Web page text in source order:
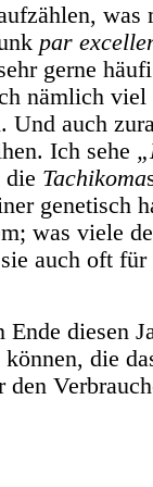
was
par
gerne
nämlich
auch
Ich sehe
die Tachikoma
genetisch
was viele
auch oft für
diesen
die
den